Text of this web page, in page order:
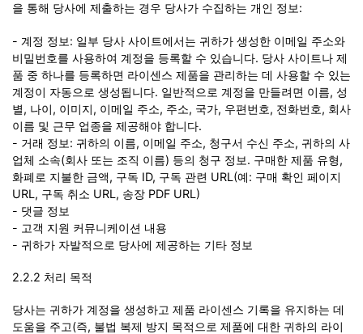
을 통해 당사에 제출하는 경우 당사가 수집하는 개인 정보:
- 계정 정보: 일부 당사 사이트에서는 귀하가 생성한 이메일 주소와
비밀번호를 사용하여 계정을 등록할 수 있습니다. 당사 사이트나 제
품 중 하나를 등록하면 라이센스 제품을 관리하는 데 사용할 수 있는
계정이 자동으로 생성됩니다. 일반적으로 계정을 만들려면 이름, 성
별, 나이, 이미지, 이메일 주소, 주소, 국가, 우편번호, 전화번호, 회사
이름 및 근무 업종을 제공해야 합니다.
- 거래 정보: 귀하의 이름, 이메일 주소, 청구서 수신 주소, 귀하의 사
업체 소속(회사 또는 조직 이름) 등의 청구 정보. 구매한 제품 유형,
화폐로 지불한 금액, 구독 ID, 구독 관련 URL(예: 구매 확인 페이지
URL, 구독 취소 URL, 송장 PDF URL)
- 댓글 정보
- 고객 지원 커뮤니케이션 내용
- 귀하가 자발적으로 당사에 제공하는 기타 정보
2.2.2 처리 목적
당사는 귀하가 계정을 생성하고 제품 라이센스 기록을 유지하는 데
도움을 주고(즉, 불법 복제 방지 목적으로 제품에 대한 귀하의 라이